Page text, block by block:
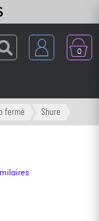
0
fermé Shure